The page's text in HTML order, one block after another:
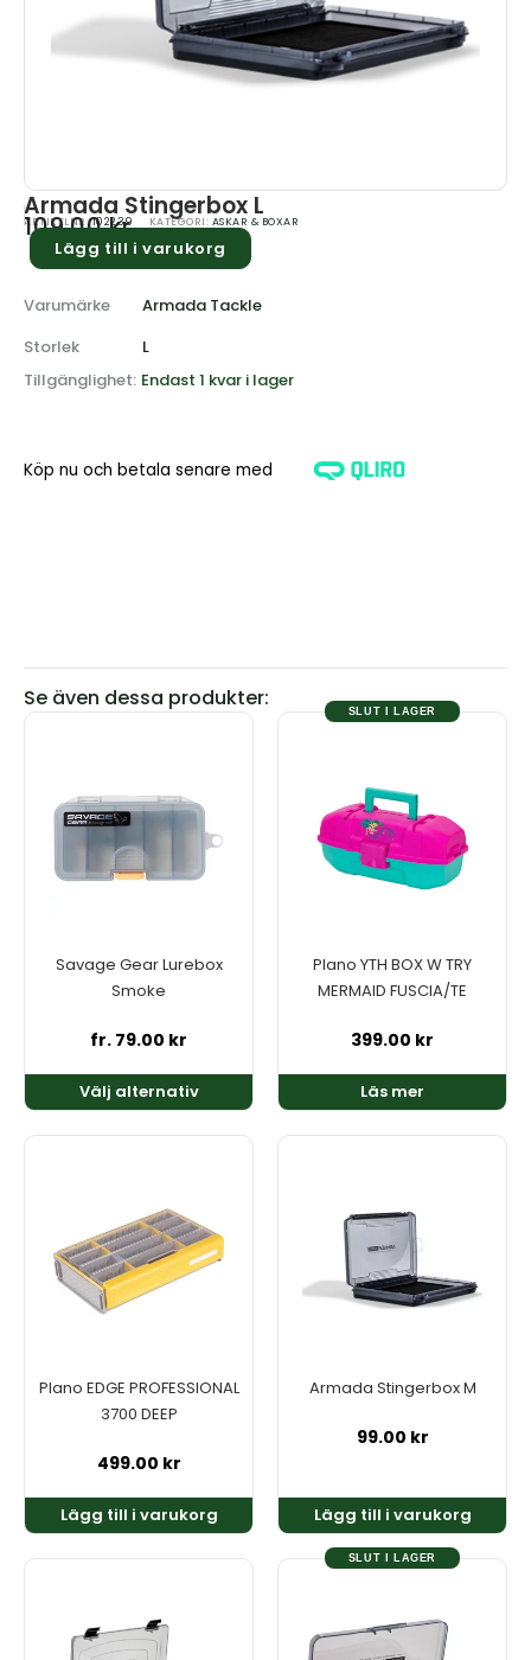
Armada Stingerbox L
ARTIKELNR:102239 KATEGORI: ASKAR & BOXAR
109.00kr
Lägg till i varukorg
Varumärke
Armada Tackle
Storlek
L
Tillgänglighet: Endast 1 kvar i lager
Köp nu och betala senare med
Se även dessa produkter:
Savage Gear Lurebox
Smoke
fr. 79.00 kr
Välj alternativ
Den
varianter.
produktsidan
SLUT I LAGER
Plano YTH BOX W TRY
MERMAID FUSCIA/TE
399.00 kr
Läs mer
Plano EDGE PROFESSIONAL
3700 DEEP
499.00 kr
Lägg till i varukorg
Armada Stingerbox M
99.00 kr
Lägg till i varukorg
SLUT I LAGER